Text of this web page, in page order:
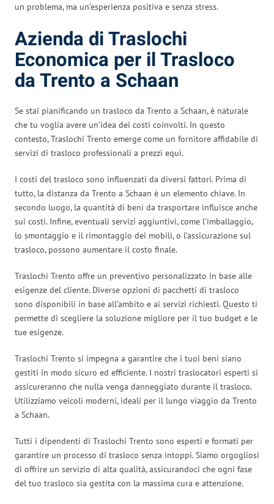
un problema, ma un’esperienza positiva e senza stress.
Azienda di Traslochi
Economica per il Trasloco
da Trento a Schaan
Se stai pianificando un trasloco da Trento a Schaan, è naturale
che tu voglia avere un’idea dei costi coinvolti. In questo
contesto, Traslochi Trento emerge come un fornitore affidabile di
servizi di trasloco professionali a prezzi equi.
I costi del trasloco sono influenzati da diversi fattori. Prima di
tutto, la distanza da Trento a Schaan è un elemento chiave. In
secondo luogo, la quantità di beni da trasportare influisce anche
sui costi. Infine, eventuali servizi aggiuntivi, come l’imballaggio,
lo smontaggio e il rimontaggio dei mobili, o l’assicurazione sul
trasloco, possono aumentare il costo finale.
Traslochi Trento offre un preventivo personalizzato in base alle
esigenze del cliente. Diverse opzioni di pacchetti di trasloco
sono disponibili in base all’ambito e ai servizi richiesti. Questo ti
permette di scegliere la soluzione migliore per il tuo budget e le
tue esigenze.
Traslochi Trento si impegna a garantire che i tuoi beni siano
gestiti in modo sicuro ed efficiente. I nostri traslocatori esperti si
assicureranno che nulla venga danneggiato durante il trasloco.
Utilizziamo veicoli moderni, ideali per il lungo viaggio da Trento
a Schaan.
Tutti i dipendenti di Traslochi Trento sono esperti e formati per
garantire un processo di trasloco senza intoppi. Siamo orgogliosi
di offrire un servizio di alta qualità, assicurandoci che ogni fase
del tuo trasloco sia gestita con la massima cura e attenzione.